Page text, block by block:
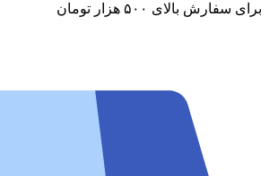
برای سفارش‌ بالای ۵۰۰ هزار تومان